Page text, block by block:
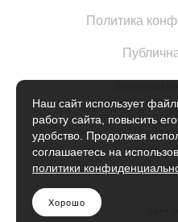
Политика
Москва
ИП
ИНН
Наш сайт использует
работу сайта, повысить
удобство. Продолжая
соглашаетесь на
политики
Хорошо